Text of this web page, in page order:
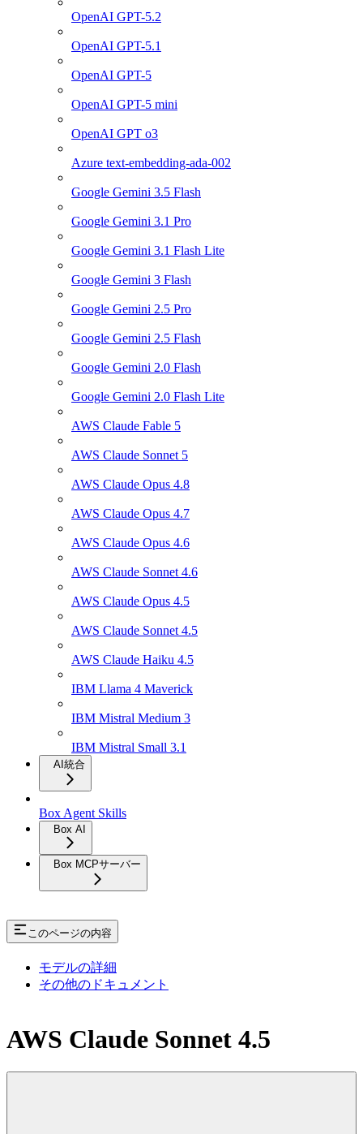
OpenAI GPT-5.2
OpenAI GPT-5.1
OpenAI GPT-5
OpenAI GPT-5 mini
OpenAI GPT o3
Azure text-embedding-ada-002
Google Gemini 3.5 Flash
Google Gemini 3.1 Pro
Google Gemini 3.1 Flash Lite
Google Gemini 3 Flash
Google Gemini 2.5 Pro
Google Gemini 2.5 Flash
Google Gemini 2.0 Flash
Google Gemini 2.0 Flash Lite
AWS Claude Fable 5
AWS Claude Sonnet 5
AWS Claude Opus 4.8
AWS Claude Opus 4.7
AWS Claude Opus 4.6
AWS Claude Sonnet 4.6
AWS Claude Opus 4.5
AWS Claude Sonnet 4.5
AWS Claude Haiku 4.5
IBM Llama 4 Maverick
IBM Mistral Medium 3
IBM Mistral Small 3.1
AI統合
Box Agent Skills
Box AI
Box MCPサーバー
このページの内容
モデルの詳細
その他のドキュメント
AWS Claude Sonnet 4.5